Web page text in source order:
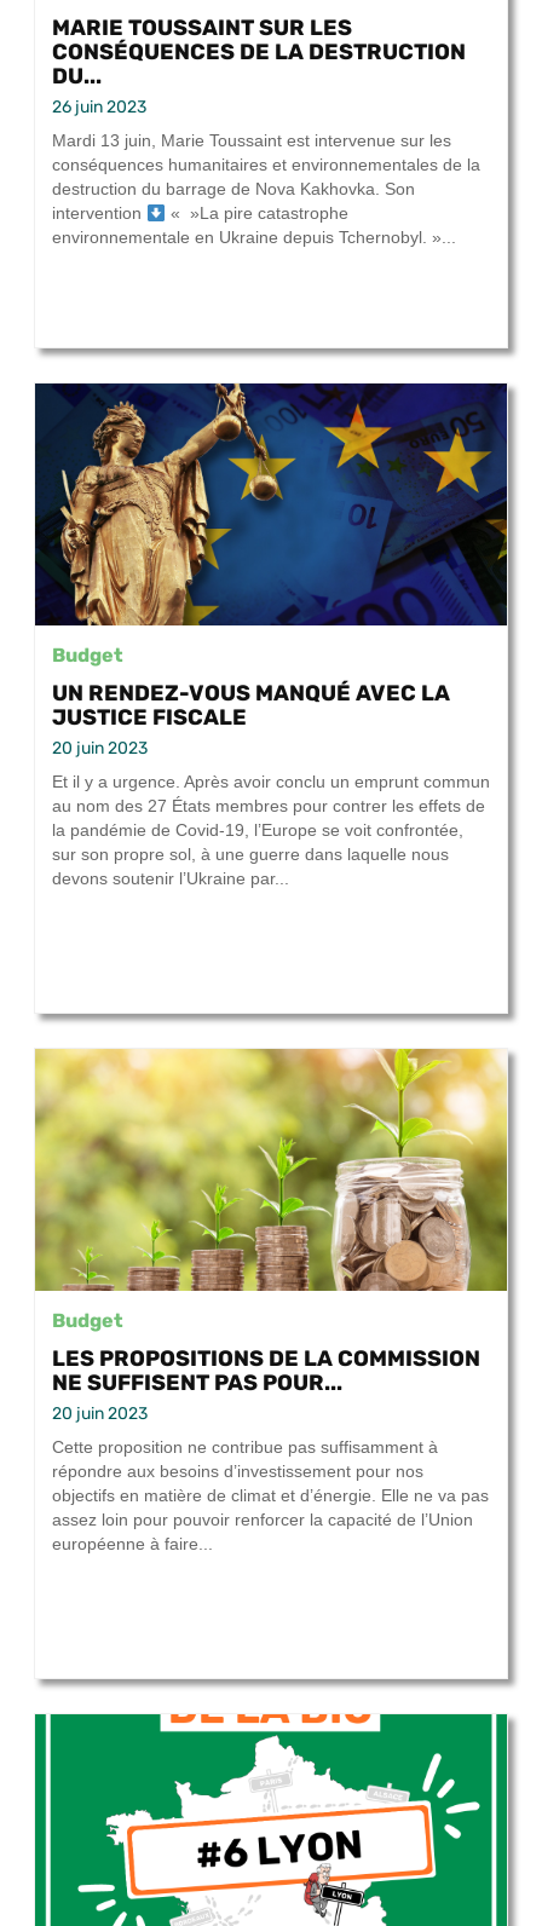
MARIE TOUSSAINT SUR LES
CONSÉQUENCES DE LA DESTRUCTION
DU...
26 juin 2023
Mardi 13 juin, Marie Toussaint est intervenue sur les
conséquences humanitaires et environnementales de la
destruction du barrage de Nova Kakhovka. Son
intervention
« »La pire catastrophe
environnementale en Ukraine depuis Tchernobyl. »...
Budget
UN RENDEZ-VOUS MANQUÉ AVEC LA
JUSTICE FISCALE
20 juin 2023
Et il y a urgence. Après avoir conclu un emprunt commun
au nom des 27 États membres pour contrer les effets de
la pandémie de Covid-19, l’Europe se voit confrontée,
sur son propre sol, à une guerre dans laquelle nous
devons soutenir l’Ukraine par...
Budget
LES PROPOSITIONS DE LA COMMISSION
NE SUFFISENT PAS POUR...
20 juin 2023
Cette proposition ne contribue pas suffisamment à
répondre aux besoins d’investissement pour nos
objectifs en matière de climat et d’énergie. Elle ne va pas
assez loin pour pouvoir renforcer la capacité de l’Union
européenne à faire...